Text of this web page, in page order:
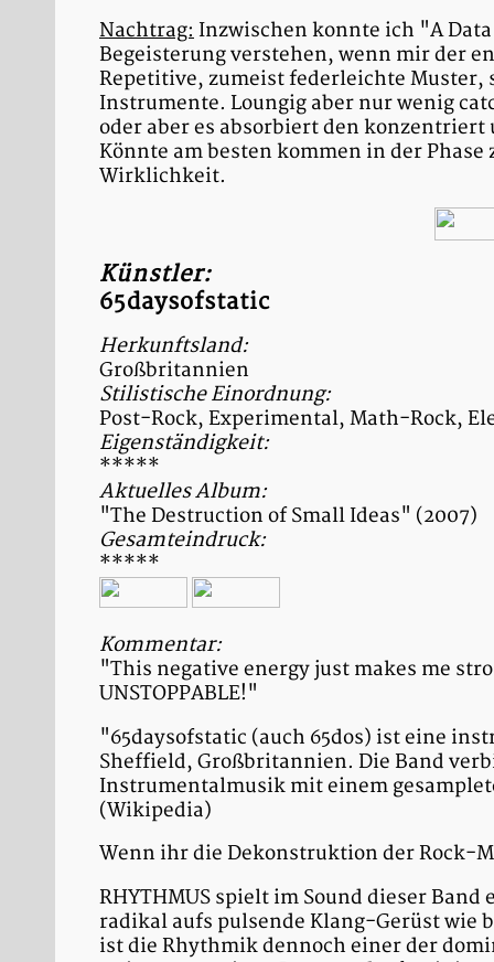
Nachtrag: Inzwischen konnte ich "A
Begeisterung verstehen, wenn mir der
Repetitive, zumeist federleichte
Instrumente. Loungig aber nur wenig
oder aber es absorbiert den
Könnte am besten kommen in der
Wirklichkeit.
Künstler:
65daysofstatic
Herkunftsland:
Großbritannien
Stilistische Einordnung:
Post-Rock, Experimental, Math-Rock,
Eigenständigkeit:
*****
Aktuelles Album:
"The Destruction of Small Ideas" (2007)
Gesamteindruck:
*****
Kommentar:
"This negative energy just makes me
UNSTOPPABLE!"
"65daysofstatic (auch 65dos) ist eine
Sheffield, Großbritannien. Die Band
Instrumentalmusik mit einem
(Wikipedia)
Wenn ihr die Dekonstruktion der Rock-
RHYTHMUS spielt im Sound dieser
radikal aufs pulsende Klang-Gerüst wie
ist die Rhythmik dennoch einer der